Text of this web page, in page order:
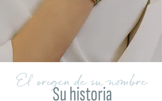
El origen de su nombre
Su historia